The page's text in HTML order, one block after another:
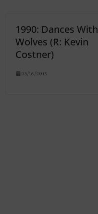
1990: Dances With
Wolves (R: Kevin
Costner)
05/16/2015